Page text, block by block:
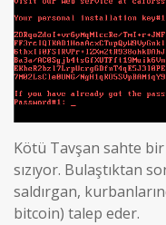
Kötü Tavşan sahte
sızıyor. Bulaştıktan
saldırgan,
bitcoin) talep eder.